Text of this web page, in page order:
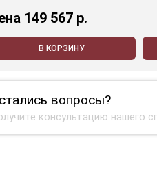
149 567 p.
В КОРЗИНУ
вопросы?
консультацию нашего